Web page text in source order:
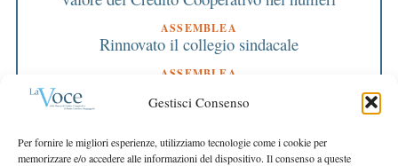
Gestisci Consenso
Per fornire le migliori esperienze, utilizziamo tecnologie come i cookie per
memorizzare e/o accedere alle informazioni del dispositivo. Il consenso a queste
ASSEMBLEA
Rinnovato il collegio sindacale
ASSEMBLEA
Bilancio approvato all’unanimità e 2 milioni
destinati al territorio
EDITORIALE DIRETTORE
Crescere restando riconoscibili